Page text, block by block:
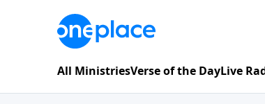
All MinistriesVerse of the DayLive